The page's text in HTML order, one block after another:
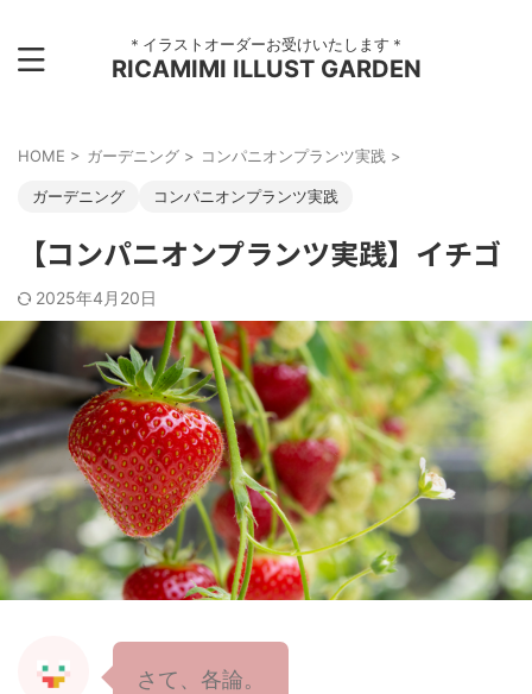
＊イラストオーダーお受けいたします＊
RICAMIMI ILLUST GARDEN
HOME > ガーデニング > コンパニオンプランツ実践 >
ガーデニング コンパニオンプランツ実践
【コンパニオンプランツ実践】イチゴ
2025年4月20日
さて、各論。